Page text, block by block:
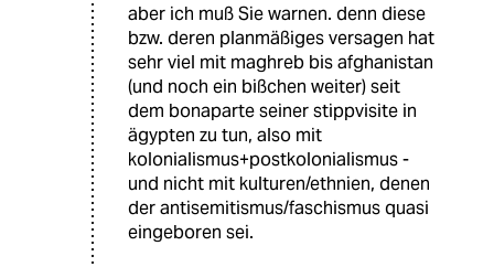
aber ich muß Sie warnen. denn diese
bzw. deren planmäßiges versagen hat
sehr viel mit maghreb bis afghanistan
(und noch ein bißchen weiter) seit
dem bonaparte seiner stippvisite in
ägypten zu tun, also mit
kolonialismus+postkolonialismus -
und nicht mit kulturen/ethnien, denen
der antisemitismus/faschismus quasi
eingeboren sei.